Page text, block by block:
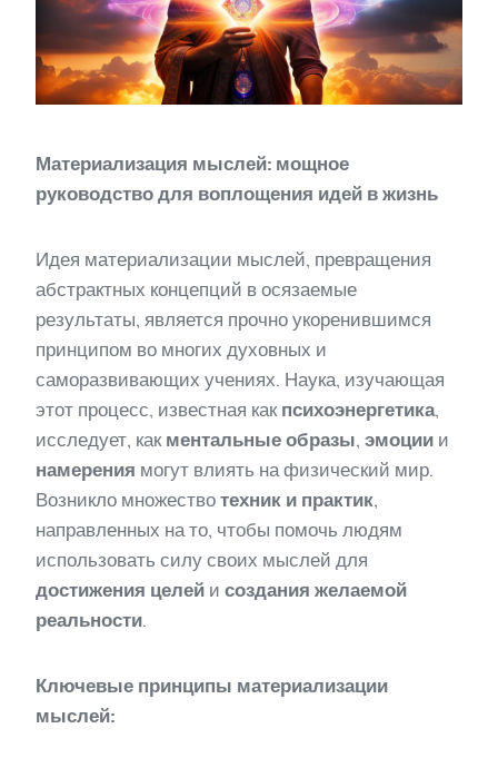
Материализация мыслей: мощное
руководство для воплощения идей в жизнь
Идея материализации мыслей, превращения
абстрактных концепций в осязаемые
результаты, является прочно укоренившимся
принципом во многих духовных и
саморазвивающих учениях. Наука, изучающая
этот процесс, известная как психоэнергетика,
исследует, как ментальные образы, эмоции и
намерения могут влиять на физический мир.
Возникло множество техник и практик,
направленных на то, чтобы помочь людям
использовать силу своих мыслей для
достижения целей и создания желаемой
реальности.
Ключевые принципы материализации
мыслей: